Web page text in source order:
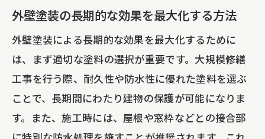
外壁塗装の長期的な効果を最大化する方法
外壁塗装による長期的な効果を最大化するために
は、まず適切な塗料の選択が重要です。大規模修繕
工事を行う際、耐久性や防水性に優れた塗料を選ぶ
ことで、長期間にわたり建物の保護が可能になりま
す。また、施工時には、屋根や窓枠などとの接合部